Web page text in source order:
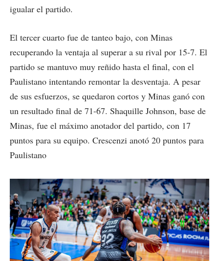
igualar el partido.
El tercer cuarto fue de tanteo bajo, con Minas
recuperando la ventaja al superar a su rival por 15-7. El
partido se mantuvo muy reñido hasta el final, con el
Paulistano intentando remontar la desventaja. A pesar
de sus esfuerzos, se quedaron cortos y Minas ganó con
un resultado final de 71-67. Shaquille Johnson, base de
Minas, fue el máximo anotador del partido, con 17
puntos para su equipo. Crescenzi anotó 20 puntos para
Paulistano